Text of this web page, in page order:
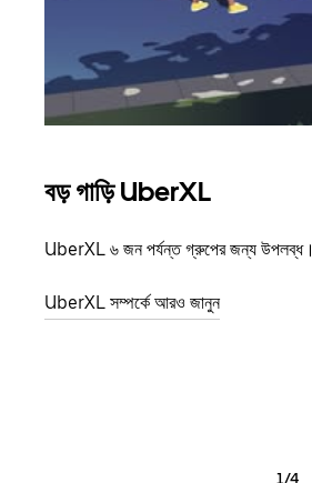
বড় গাড়ি UberXL
UberXL ৬ জন পর্যন্ত গ্রুপের জন্য উপলব্ধ।
UberXL সম্পর্কে আরও জানুন
1/4